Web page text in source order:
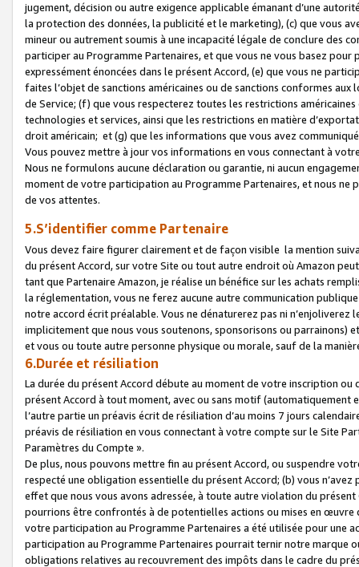
jugement, décision ou autre exigence applicable émanant d’une
la protection des données, la publicité et le marketing), (c) que vous
mineur ou autrement soumis à une incapacité légale de conclure des
participer au Programme Partenaires, et que vous ne vous basez
expressément énoncées dans le présent Accord, (e) que vous ne
faites l’objet de sanctions américaines ou de sanctions conformes
de Service; (f) que vous respecterez toutes les restrictions
technologies et services, ainsi que les restrictions en matière
droit américain; et (g) que les informations que vous avez
Vous pouvez mettre à jour vos informations en vous connectant à
Nous ne formulons aucune déclaration ou garantie, ni aucun
moment de votre participation au Programme Partenaires, et nous
de vos attentes.
5.S’identifier comme Partenaire
Vous devez faire figurer clairement et de façon visible la mention
du présent Accord, sur votre Site ou tout autre endroit où Amazon
tant que Partenaire Amazon, je réalise un bénéfice sur les achats
la réglementation, vous ne ferez aucune autre communication
notre accord écrit préalable. Vous ne dénaturerez pas ni
implicitement que nous vous soutenons, sponsorisons ou parrainons)
et vous ou toute autre personne physique ou morale, sauf de la
6.Durée et résiliation
La durée du présent Accord débute au moment de votre inscription
présent Accord à tout moment, avec ou sans motif (automatiquement
l’autre partie un préavis écrit de résiliation d’au moins 7 jours
préavis de résiliation en vous connectant à votre compte sur le Site
Paramètres du Compte ».
De plus, nous pouvons mettre fin au présent Accord, ou suspendre
respecté une obligation essentielle du présent Accord; (b) vous
effet que nous vous avons adressée, à toute autre violation du
pourrions être confrontés à de potentielles actions ou mises en
votre participation au Programme Partenaires a été utilisée pour une
participation au Programme Partenaires pourrait ternir notre marque
obligations relatives au recouvrement des impôts dans le cadre du